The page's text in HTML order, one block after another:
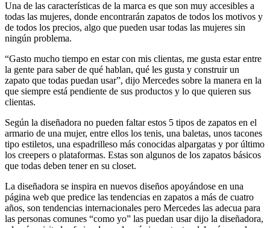
Una de las características de la marca es que son muy accesibles a
todas las mujeres, donde encontrarán zapatos de todos los motivos y
de todos los precios, algo que pueden usar todas las mujeres sin
ningún problema.
“Gasto mucho tiempo en estar con mis clientas, me gusta estar entre
la gente para saber de qué hablan, qué les gusta y construir un
zapato que todas puedan usar”, dijo Mercedes sobre la manera en la
que siempre está pendiente de sus productos y lo que quieren sus
clientas.
Según la diseñadora no pueden faltar estos 5 tipos de zapatos en el
armario de una mujer, entre ellos los tenis, una baletas, unos tacones
tipo estiletos, una espadrilleso más conocidas alpargatas y por último
los creepers o plataformas. Estas son algunos de los zapatos básicos
que todas deben tener en su closet.
La diseñadora se inspira en nuevos diseños apoyándose en una
página web que predice las tendencias en zapatos a más de cuatro
años, son tendencias internacionales pero Mercedes las adecua para
las personas comunes “como yo” las puedan usar dijo la diseñadora,